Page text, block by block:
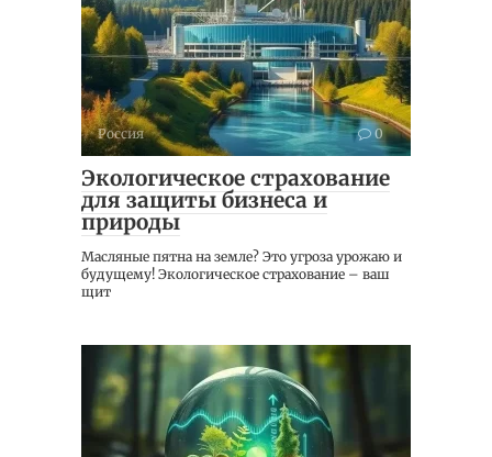
Россия 0
Экологическое страхование
для защиты бизнеса и
природы
Масляные пятна на земле? Это угроза урожаю и
будущему! Экологическое страхование – ваш
щит